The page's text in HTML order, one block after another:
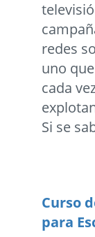
redes
uno
cada
Si se
Curso
para